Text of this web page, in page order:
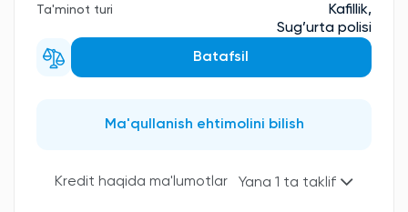
Ta'minot turi
Kafillik,
Sug’urta polisi
Batafsil
Ma'qullanish ehtimolini bilish
Kredit haqida ma'lumotlar Yana 1 ta taklif